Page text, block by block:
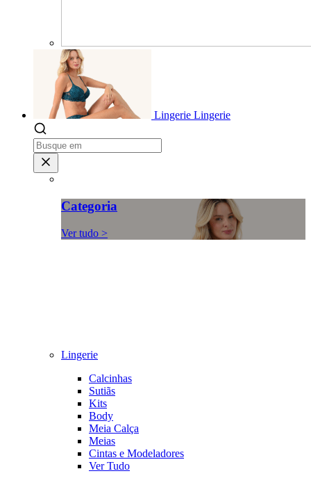
Lingerie Lingerie
Categoria
Ver tudo >
Lingerie
Calcinhas
Sutiãs
Kits
Body
Meia Calça
Meias
Cintas e Modeladores
Ver Tudo